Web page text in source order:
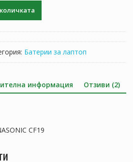
Батерии за лаптоп
информация Отзиви (2)
CF19